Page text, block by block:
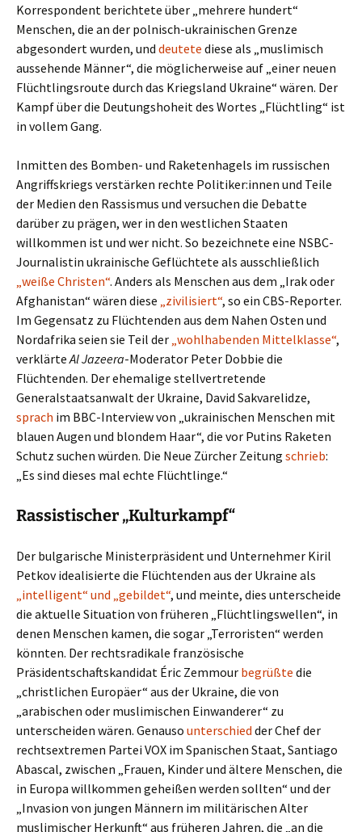
Korrespondent berichtete über „mehrere hundert“
Menschen, die an der polnisch-ukrainischen Grenze
abgesondert wurden, und deutete diese als „muslimisch
aussehende Männer“, die möglicherweise auf „einer neuen
Flüchtlingsroute durch das Kriegsland Ukraine“ wären. Der
Kampf über die Deutungshoheit des Wortes „Flüchtling“ ist
in vollem Gang.
Inmitten des Bomben- und Raketenhagels im russischen
Angriffskriegs verstärken rechte Politiker:innen und Teile
der Medien den Rassismus und versuchen die Debatte
darüber zu prägen, wer in den westlichen Staaten
willkommen ist und wer nicht. So bezeichnete eine NSBC-
Journalistin ukrainische Geflüchtete als ausschließlich
„weiße Christen“. Anders als Menschen aus dem „Irak oder
Afghanistan“ wären diese „zivilisiert“, so ein CBS-Reporter.
Im Gegensatz zu Flüchtenden aus dem Nahen Osten und
Nordafrika seien sie Teil der „wohlhabenden Mittelklasse“,
verklärteAl Jazeera-Moderator Peter Dobbie die
Flüchtenden. Der ehemalige stellvertretende
Generalstaatsanwalt der Ukraine, David Sakvarelidze,
sprach im BBC-Interview von „ukrainischen Menschen mit
blauen Augen und blondem Haar“, die vor Putins Raketen
Schutz suchen würden. Die Neue Zürcher Zeitung schrieb:
„Es sind dieses mal echte Flüchtlinge.“
Rassistischer „Kulturkampf“
Der bulgarische Ministerpräsident und Unternehmer Kiril
Petkov idealisierte die Flüchtenden aus der Ukraine als
„intelligent“ und „gebildet“, und meinte, dies unterscheide
die aktuelle Situation von früheren „Flüchtlingswellen“, in
denen Menschen kamen, die sogar „Terroristen“ werden
könnten. Der rechtsradikale französische
Präsidentschaftskandidat Éric Zemmour begrüßte die
„christlichen Europäer“ aus der Ukraine, die von
„arabischen oder muslimischen Einwanderer“ zu
unterscheiden wären. Genauso unterschied der Chef der
rechtsextremen Partei VOX im Spanischen Staat, Santiago
Abascal, zwischen „Frauen, Kinder und ältere Menschen, die
in Europa willkommen geheißen werden sollten“ und der
„Invasion von jungen Männern im militärischen Alter
muslimischer Herkunft“ aus früheren Jahren, die „an die